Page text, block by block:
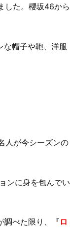
した。櫻坂46から
な帽子や鞄、洋服
人が今シーズンの
ンに身を包んでい
調べた限り、『ロ